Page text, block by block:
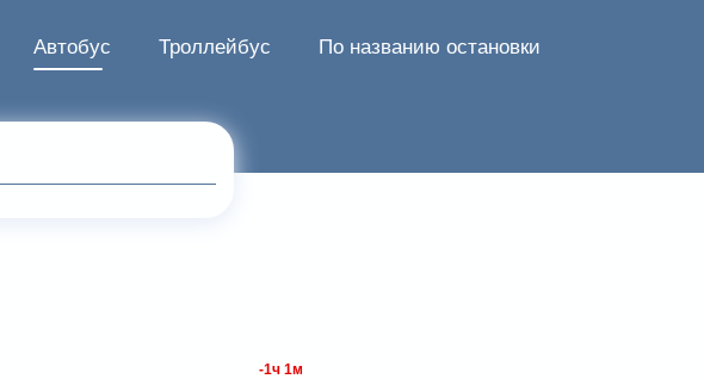
Автобус Троллейбус По названию остановки
-1ч 1м